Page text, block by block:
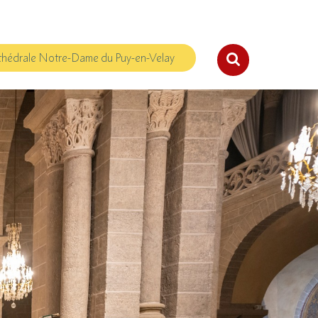
Notre-Dame du Puy-en-Velay